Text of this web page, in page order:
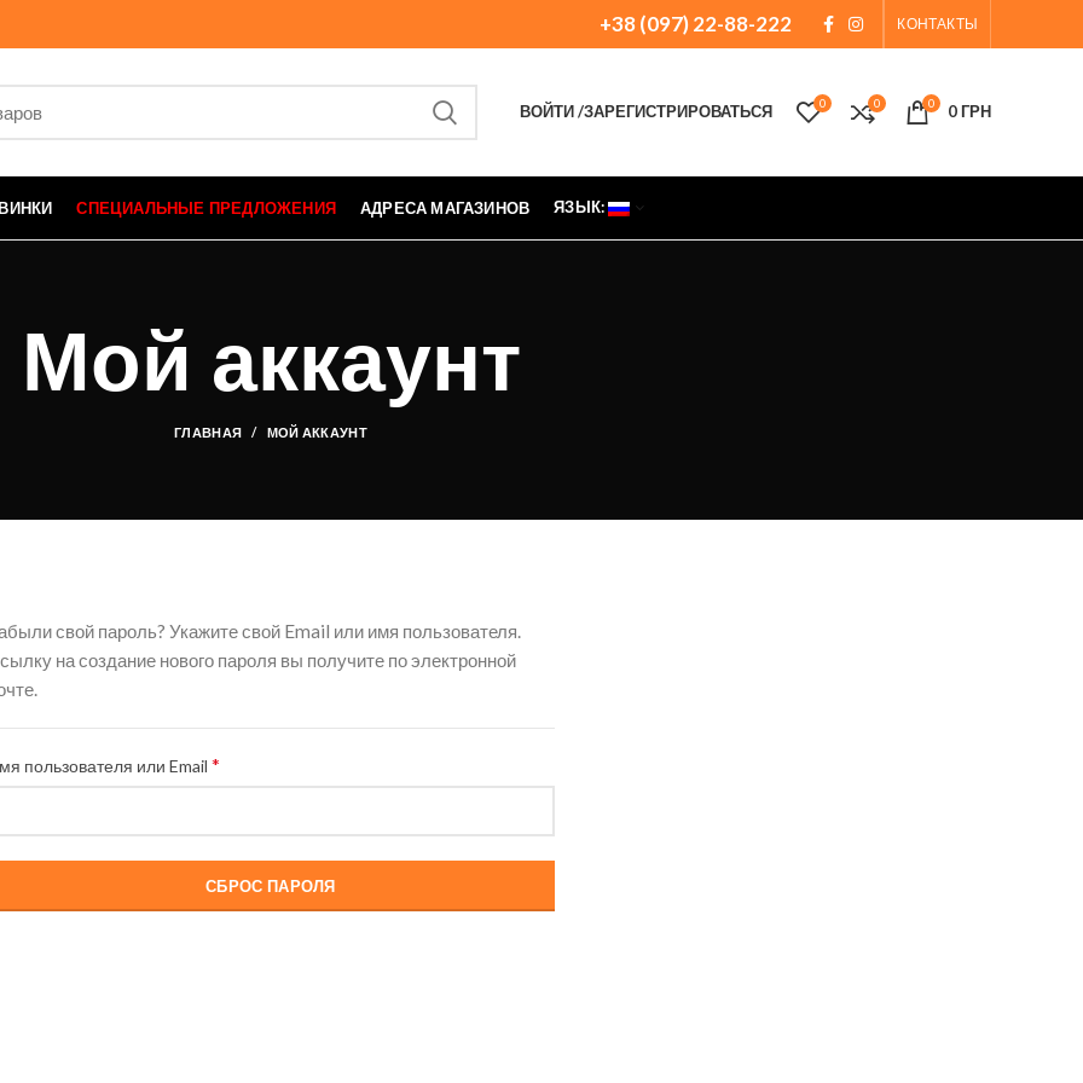
+38 (097) 22-88-222 КОНТАКТЫ
ВОЙТИ /ЗАРЕГИСТРИРОВАТЬСЯ 0 0 0 0ГРН
СПЕЦИАЛЬНЫЕ ПРЕДЛОЖЕНИЯ АДРЕСА МАГАЗИНОВ ЯЗЫК:
Мой аккаунт
ГЛАВНАЯ МОЙ АККАУНТ
свой пароль? Укажите свой Email или имя пользователя.
на создание нового пароля вы получите по электронной
пользователя или Email *
СБРОС ПАРОЛЯ